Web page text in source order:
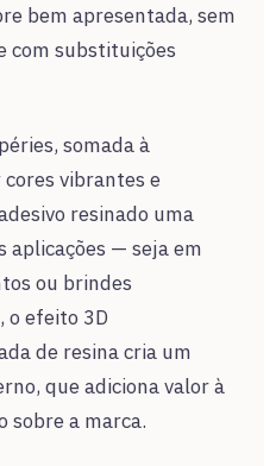
bem apresentada, sem
com substituições
somada à
vibrantes e
resinado uma
aplicações — seja em
ou brindes
o efeito 3D
de resina cria um
que adiciona valor à
sobre a marca.